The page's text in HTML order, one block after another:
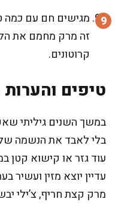
מגישים חם עם כמה
זה מרק מחמם את
קרוטונים.
טיפים
במשך השנים גיליתי
בלי לאבד את הנשמה
עוד גזר או קישוא קטן
עדיין יוצא מזין ועשיר
מרק קצת חריף, צ’ילי